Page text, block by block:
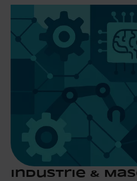
Industrie &